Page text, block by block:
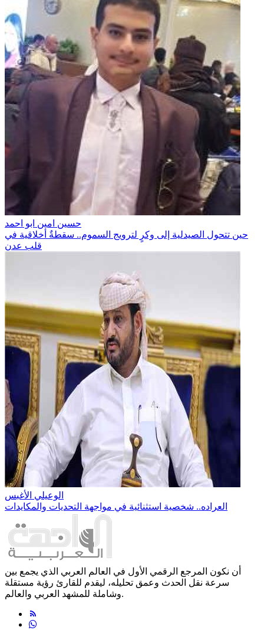
حسين امين ابو احمد
حين تتحول الصيدلية إلى وكرٍ لترويج السموم.. سقطةٌ أخلاقية في
قلب عدن
الوعيلي الأغبس
العراده.. شخصية استثنائية في مواجهة التحديات والمكايدات
أن نكون المرجع الرقمي الأول في العالم العربي الذي يجمع بين
سرعة نقل الحدث وعمق تحليله، ليقدم للقارئ رؤية مستقلة
وشاملة للمشهد العربي والعالم.